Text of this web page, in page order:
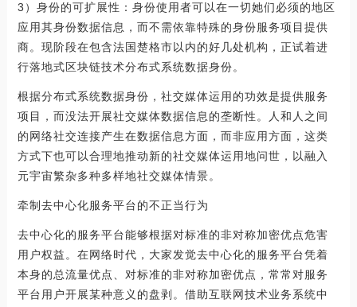
3）身份的可扩展性：身份使用者可以在一切她们必须的地区
应用其身份数据信息，而不需依靠特殊的身份服务项目提供
商。现阶段在包含法国楚格市以内的好几处机构，正试着进
行落地式区块链技术分布式系统数据身份。
根据分布式系统数据身份，社交媒体运用的功效是提供服务
项目，而没法开展社交媒体数据信息的垄断性。人和人之间
的网络社交连接产生在数据信息方面，而非应用方面，这类
方式下也可以合理地推动新的社交媒体运用地问世，以融入
元宇宙繁杂多种多样地社交媒体情景。
牵制去中心化服务平台的不正当行为
去中心化的服务平台能够根据对标准的非对称加密优点危害
用户权益。在网络时代，大家发觉去中心化的服务平台凭着
本身的总流量优点、对标准的非对称加密优点，常常对服务
平台用户开展某种意义的盘剥。借助互联网技术业务系统中